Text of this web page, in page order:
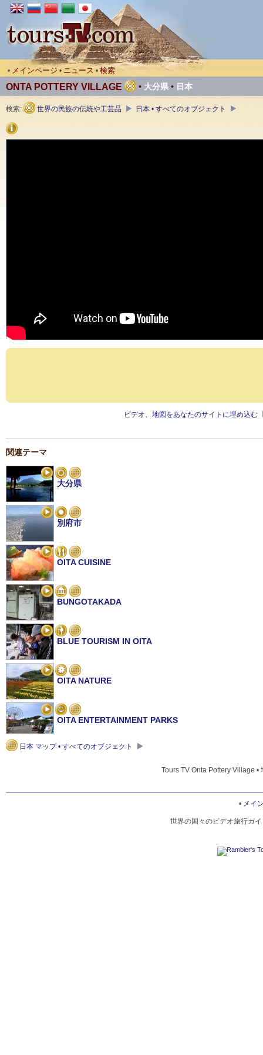
• メインページ • ニュース • 検索
ONTA POTTERY VILLAGE • 大分県 • 日本
検索: 世界の民族の伝統や工芸品 日本 • すべてのオブジェクト
ビデオ、地図をあなたのサイトに埋め込む
関連テーマ
大分県
別府市
OITA CUISINE
BUNGOTAKADA
BLUE TOURISM IN OITA
OITA NATURE
OITA ENTERTAINMENT PARKS
日本 マップ • すべてのオブジェクト
Tours TV Onta Pottery Village •
• メイ
世界の国々のビデオ旅行ガ